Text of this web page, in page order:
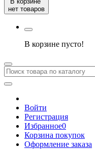
нет товаров
В корзине пусто!
Войти
Регистрация
Избранное0
Корзина покупок
Оформление заказа